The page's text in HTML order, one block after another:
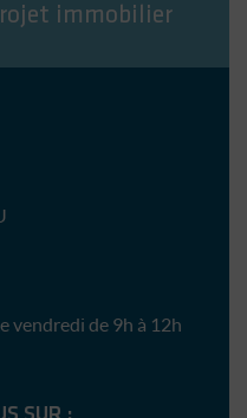
immobilier
vendredi de 9h à 12h